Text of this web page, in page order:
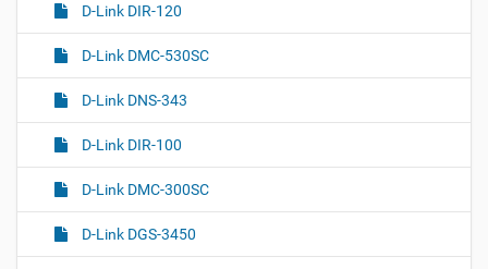
D-Link DIR-120
D-Link DMC-530SC
D-Link DNS-343
D-Link DIR-100
D-Link DMC-300SC
D-Link DGS-3450